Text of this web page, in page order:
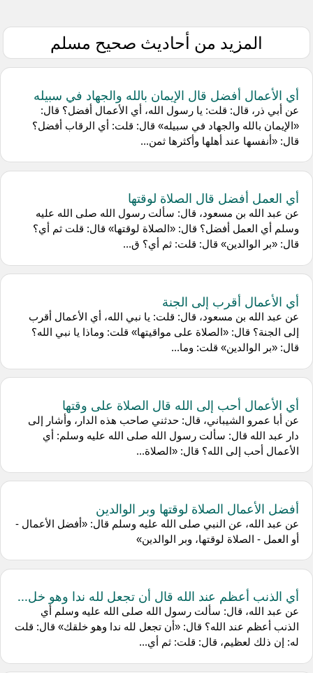
المزيد من أحاديث صحيح مسلم
أي الأعمال أفضل قال الإيمان بالله والجهاد في سبيله
عن أبي ذر، قال: قلت: يا رسول الله، أي الأعمال أفضل؟ قال:
«الإيمان بالله والجهاد في سبيله» قال: قلت: أي الرقاب أفضل؟
قال: «أنفسها عند أهلها وأكثرها ثمن...
أي العمل أفضل قال الصلاة لوقتها
عن عبد الله بن مسعود، قال: سألت رسول الله صلى الله عليه
وسلم أي العمل أفضل؟ قال: «الصلاة لوقتها» قال: قلت ثم أي؟
قال: «بر الوالدين» قال: قلت: ثم أي؟ ق...
أي الأعمال أقرب إلى الجنة
عن عبد الله بن مسعود، قال: قلت: يا نبي الله، أي الأعمال أقرب
إلى الجنة؟ قال: «الصلاة على مواقيتها» قلت: وماذا يا نبي الله؟
قال: «بر الوالدين» قلت: وما...
أي الأعمال أحب إلى الله قال الصلاة على وقتها
عن أبا عمرو الشيباني، قال: حدثني صاحب هذه الدار، وأشار إلى
دار عبد الله قال: سألت رسول الله صلى الله عليه وسلم: أي
الأعمال أحب إلى الله؟ قال: «الصلاة...
أفضل الأعمال الصلاة لوقتها وبر الوالدين
عن عبد الله، عن النبي صلى الله عليه وسلم قال: «أفضل الأعمال -
أو العمل - الصلاة لوقتها، وبر الوالدين»
أي الذنب أعظم عند الله قال أن تجعل لله ندا وهو خل...
عن عبد الله، قال: سألت رسول الله صلى الله عليه وسلم أي
الذنب أعظم عند الله؟ قال: «أن تجعل لله ندا وهو خلقك» قال: قلت
له: إن ذلك لعظيم، قال: قلت: ثم أي...